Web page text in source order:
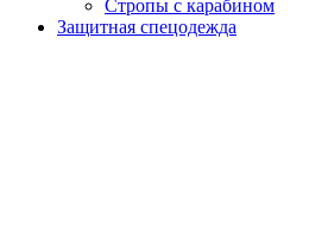
Стропы с карабином
Защитная спецодежда